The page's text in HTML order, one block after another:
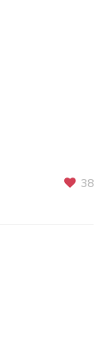
38